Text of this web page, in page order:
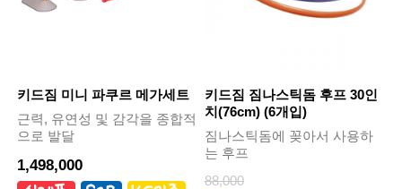
키드짐 미니 파쿠르 메가세트
근력, 유연성 및 감각을 종합적
으로 발달
1,498,000
키드짐 짐나스틱돔 후프 30인
치(76cm) (6개입)
짐나스틱돔에 꽂아서 사용하
는 후프
88,000